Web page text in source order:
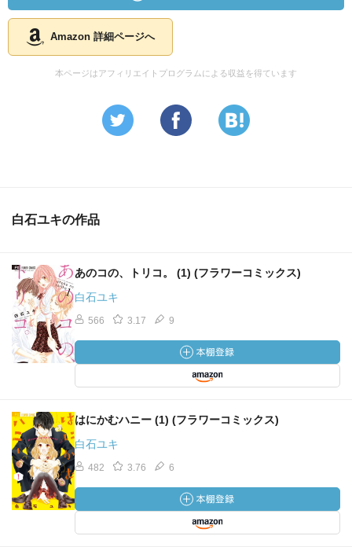
Amazon 詳細ページへ
本ページはアフィリエイトプログラムによる収益を得ています
白石ユキの作品
あのコの、トリコ。 (1) (フラワーコミックス)
白石ユキ
566 3.17 9
はにかむハニー (1) (フラワーコミックス)
白石ユキ
482 3.76 6